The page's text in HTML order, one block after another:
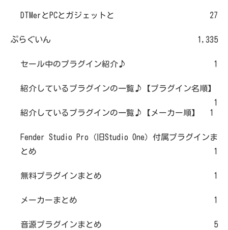
DTMerとPCとガジェットと 27
ぷらぐいん 1,335
セール中のプラグイン紹介♪ 1
紹介しているプラグインの一覧♪【プラグイン名順】
1
紹介しているプラグインの一覧♪【メーカー順】
1
Fender Studio Pro（旧Studio One）付属プラグインま
とめ
1
無料プラグインまとめ 1
メーカーまとめ 1
音源プラグインまとめ 5